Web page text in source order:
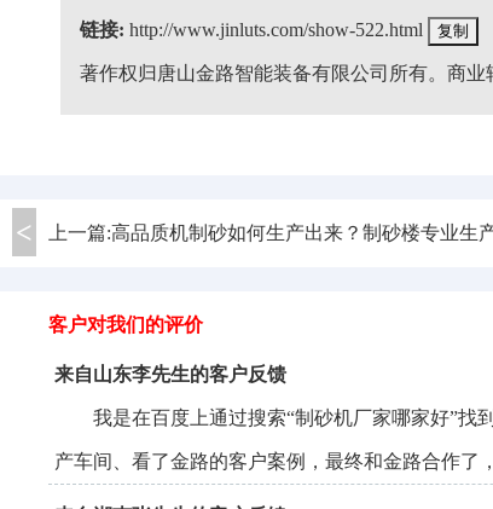
链接: http://www.jinluts.com/show-522.html 复制
著作权归唐山金路智能装备有限公司所有。商
上一篇:高品质机制砂如何生产出来？制砂楼专业生
客户对我们的评价
来自山东李先生的客户反馈
我是在百度 上通过搜索“制砂机厂家哪家好”
产车间、看了金路的客户案例，最终和金路合作